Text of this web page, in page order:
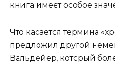
книга имеет особое
Что касается термина
предложил другой
Вальдейер, который